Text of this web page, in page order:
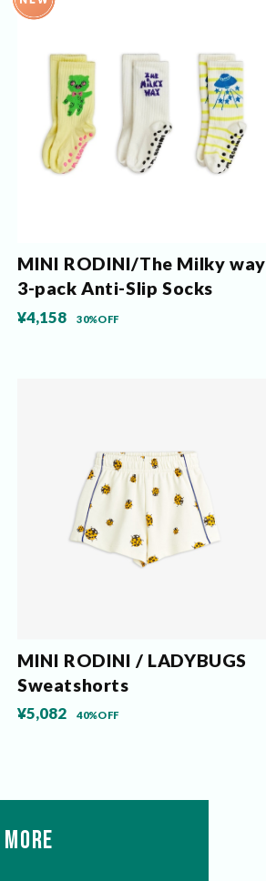
MINI RODINI/The Milky way
3-pack Anti-Slip Socks
¥4,158 30%OFF
MINI RODINI / LADYBUGS
Sweatshorts
¥5,082 40%OFF